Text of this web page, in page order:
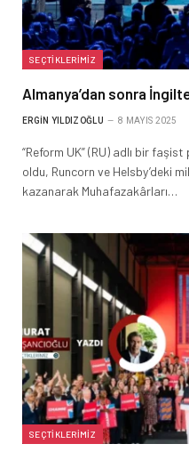
SEÇTIKLERIMIZ
Almanya’dan sonra
ERGIN YILDIZOĞLU 8 MAYIS 2025
“Reform UK” (RU) adlı bir
oldu, Runcorn ve Helsby’deki
kazanarak Muhafazakârları…
SEÇTIKLERIMIZ